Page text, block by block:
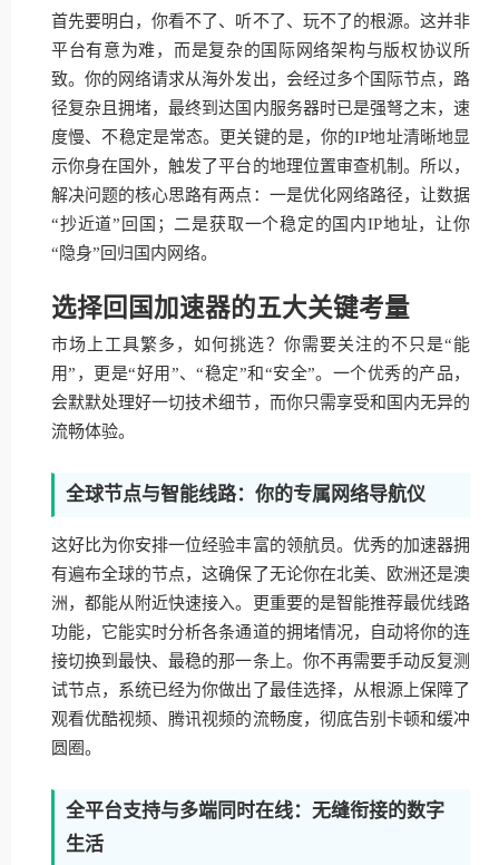
首先要明白，你看不了、听不了、玩不了的根源。这并非
平台有意为难，而是复杂的国际网络架构与版权协议所
致。你的网络请求从海外发出，会经过多个国际节点，路
径复杂且拥堵，最终到达国内服务器时已是强弩之末，速
度慢、不稳定是常态。更关键的是，你的IP地址清晰地显
示你身在国外，触发了平台的地理位置审查机制。所以，
解决问题的核心思路有两点：一是优化网络路径，让数据
“抄近道”回国；二是获取一个稳定的国内IP地址，让你
“隐身”回归国内网络。
选择回国加速器的五大关键考量
市场上工具繁多，如何挑选？你需要关注的不只是“能
用”，更是“好用”、“稳定”和“安全”。一个优秀的产品，
会默默处理好一切技术细节，而你只需享受和国内无异的
流畅体验。
全球节点与智能线路：你的专属网络导航仪
这好比为你安排一位经验丰富的领航员。优秀的加速器拥
有遍布全球的节点，这确保了无论你在北美、欧洲还是澳
洲，都能从附近快速接入。更重要的是智能推荐最优线路
功能，它能实时分析各条通道的拥堵情况，自动将你的连
接切换到最快、最稳的那一条上。你不再需要手动反复测
试节点，系统已经为你做出了最佳选择，从根源上保障了
观看优酷视频、腾讯视频的流畅度，彻底告别卡顿和缓冲
圆圈。
全平台支持与多端同时在线：无缝衔接的数字
生活